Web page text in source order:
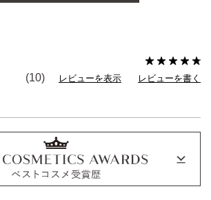
(10) レビューを表示 レビューを書く